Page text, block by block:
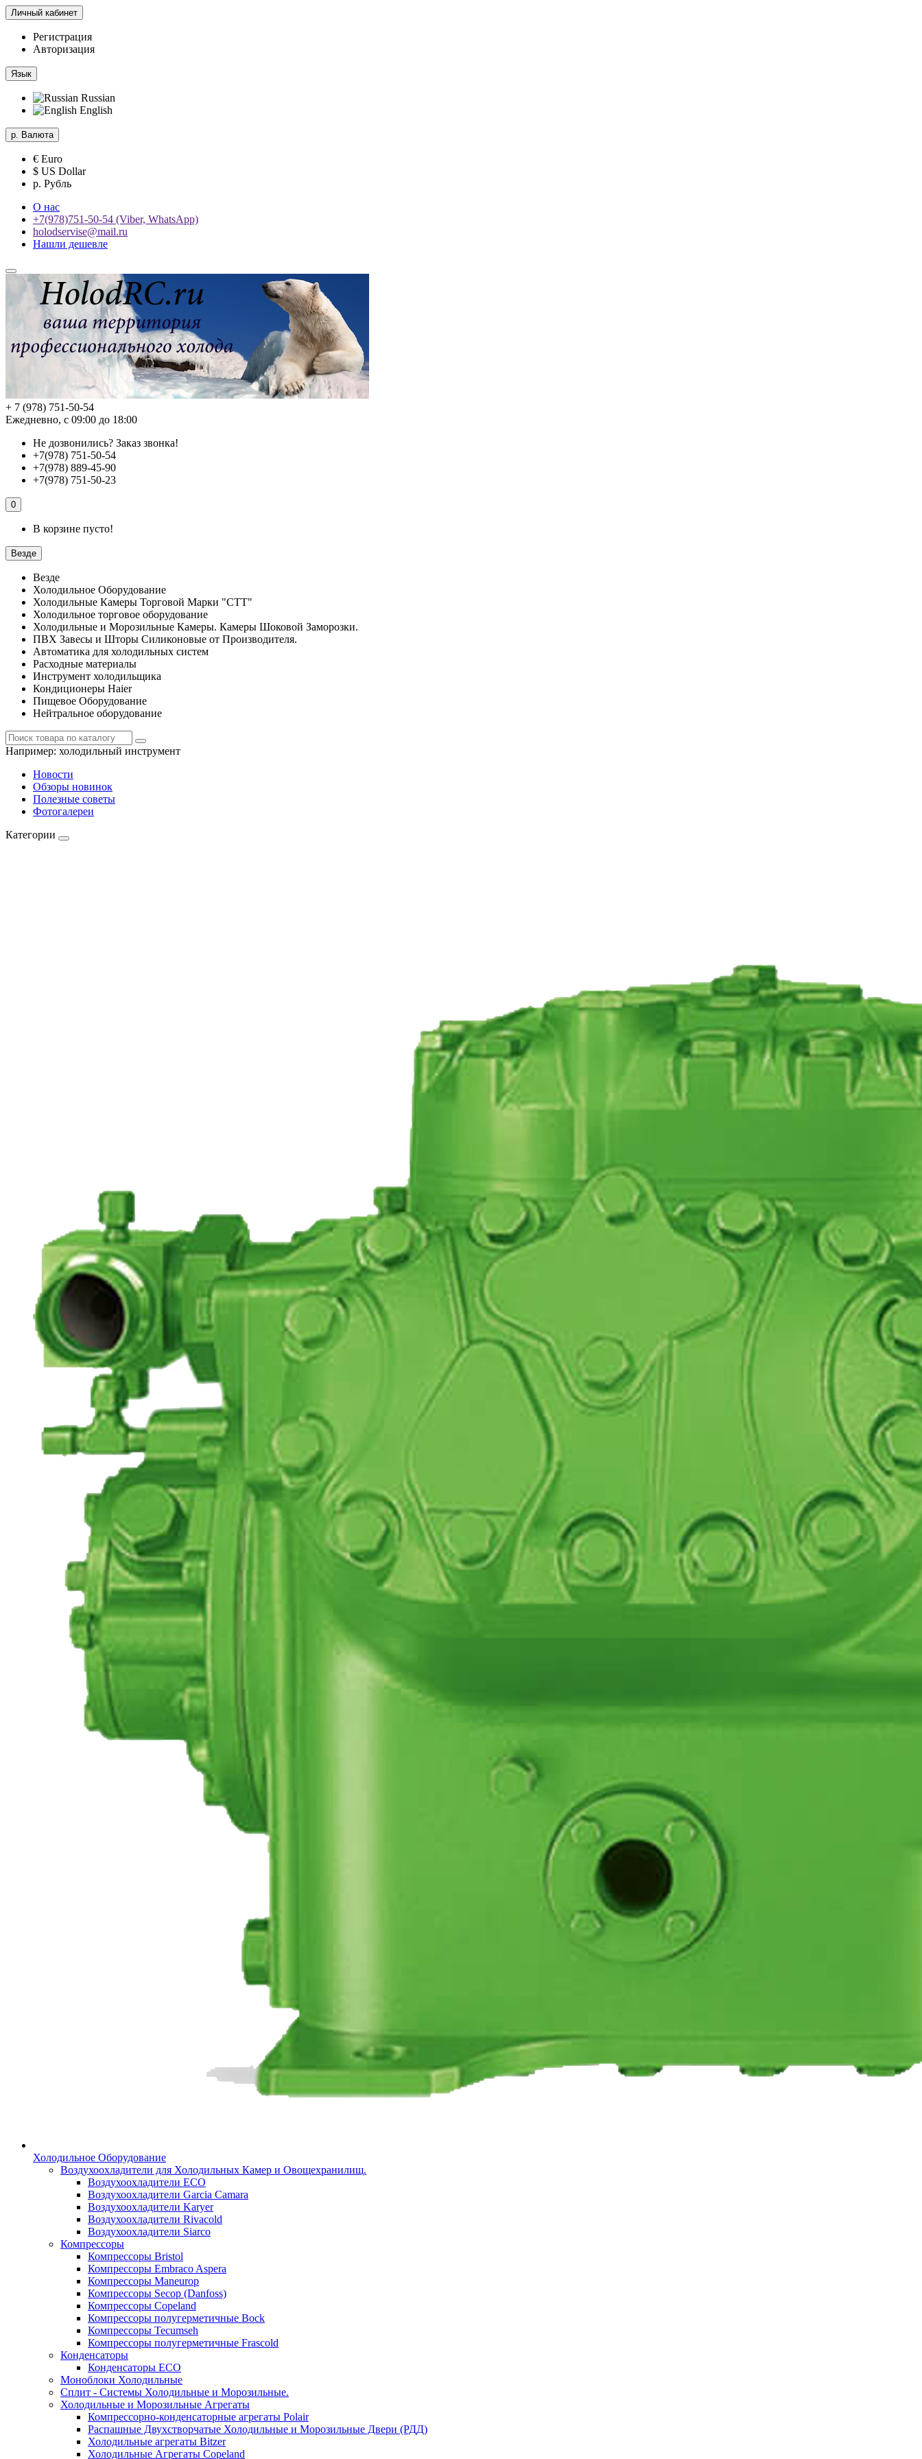
Личный кабинет
Регистрация
Авторизация
Язык
Russian
English
р. Валюта
€ Euro
$ US Dollar
р. Рубль
О нас
+7(978)751-50-54 (Viber, WhatsApp)
holodservise@mail.ru
Нашли дешевле
+ 7 (978) 751-50-54
Ежедневно, с 09:00 до 18:00
Не дозвонились? Заказ звонка!
+7(978) 751-50-54
+7(978) 889-45-90
+7(978) 751-50-23
0
В корзине пусто!
Везде
Везде
Холодильное Оборудование
Холодильные Камеры Торговой Марки "СТТ"
Холодильное торговое оборудование
Холодильные и Морозильные Камеры. Камеры Шоковой Заморозки.
ПВХ Завесы и Шторы Силиконовые от Производителя.
Автоматика для холодильных систем
Расходные материалы
Инструмент холодильщика
Кондиционеры Haier
Пищевое Оборудование
Нейтральное оборудование
Например: холодильный инструмент
Новости
Обзоры новинок
Полезные советы
Фотогалереи
Категории
Холодильное Оборудование
Воздухоохладители для Холодильных Камер и Овощехранилищ.
Воздухоохладители ECO
Воздухоохладители Garcia Camara
Воздухоохладители Karyer
Воздухоохладители Rivacold
Воздухоохладители Siarco
Компрессоры
Компрессоры Bristol
Компрессоры Embraco Aspera
Компрессоры Maneurop
Компрессоры Secop (Danfoss)
Компрессоры Copeland
Компрессоры полугерметичные Bock
Компрессоры Tecumseh
Компрессоры полугерметичные Frascold
Конденсаторы
Конденсаторы ECO
Моноблоки Холодильные
Сплит - Системы Холодильные и Морозильные.
Холодильные и Морозильные Агрегаты
Компрессорно-конденсаторные агрегаты Polair
Распашные Двухстворчатые Холодильные и Морозильные Двери (РДД)
Холодильные агрегаты Bitzer
Холодильные Агрегаты Copeland